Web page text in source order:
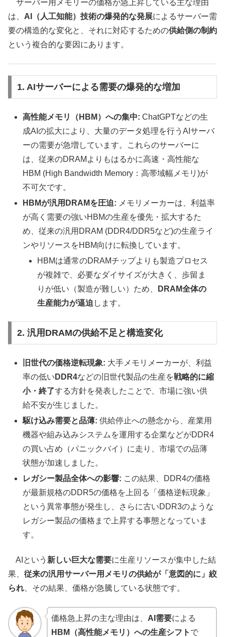
サーバー用メモリーの価格が急上昇している主な理由
は、 AI（人工知能）技術の爆発的な発展によるサーバー需
要の構造的な変化と、それに対応するための供給側の制約
という複合的な要因にあります。
1. AIサーバーによる需要の爆発的な増加
高性能メモリ（HBM）への集中: ChatGPTなどの生
成AIの拡大により、大量のデータ処理を行うAIサーバ
ーの需要が急増しています。これらのサーバーに
は、従来のDRAMよりもはるかに高速・高性能な
HBM (High Bandwidth Memory：高帯域幅メモリ)が
不可欠です。
HBMが汎用DRAMを圧迫: メモリメーカーは、利益率
が高く需要の強いHBMの生産を優先・拡大するた
め、従来の汎用DRAM (DDR4/DDR5など)の生産ライ
ンやリソースをHBM向けに転換しています。
HBMは通常のDRAMチップよりも製造プロセス
が複雑で、必要なダイサイズが大きく、歩留ま
りが低い（製造が難しい）ため、
DRAM全体の
生産能力が逼迫 します。
2. 汎用DRAMの供給不足と構造変化
旧世代の価格逆転現象: 大手メモリメーカーが、利益
率の低い DDR4などの旧世代製品の生産を戦略的に縮
小・終了する方針を発表したことで、市場に強い供
給不安が生じました。
駆け込み需要と品薄: 供給停止への懸念から、産業用
機器や組み込みシステムを運用する企業などがDDR4
の買い占め（パニックバイ）に走り、市場での品薄
状態が加速しました。
レガシー製品全体への影響: この結果、DDR4の価格
が最新規格のDDR5の価格を上回る「価格逆転現象」
という異常事態が発生し、さらに古いDDR3のような
レガシー製品の価格まで上昇する事態となっていま
す。
AIという 新しい巨大な需要に生産リソースが集中した結
果、 従来の汎用サーバー用メモリの供給が「意図的に」絞
られ 、その結果、価格が急騰している状態です。
価格急上昇の主な理由は、 AI需要による
HBM（高性能メモリ）への生産シフト で